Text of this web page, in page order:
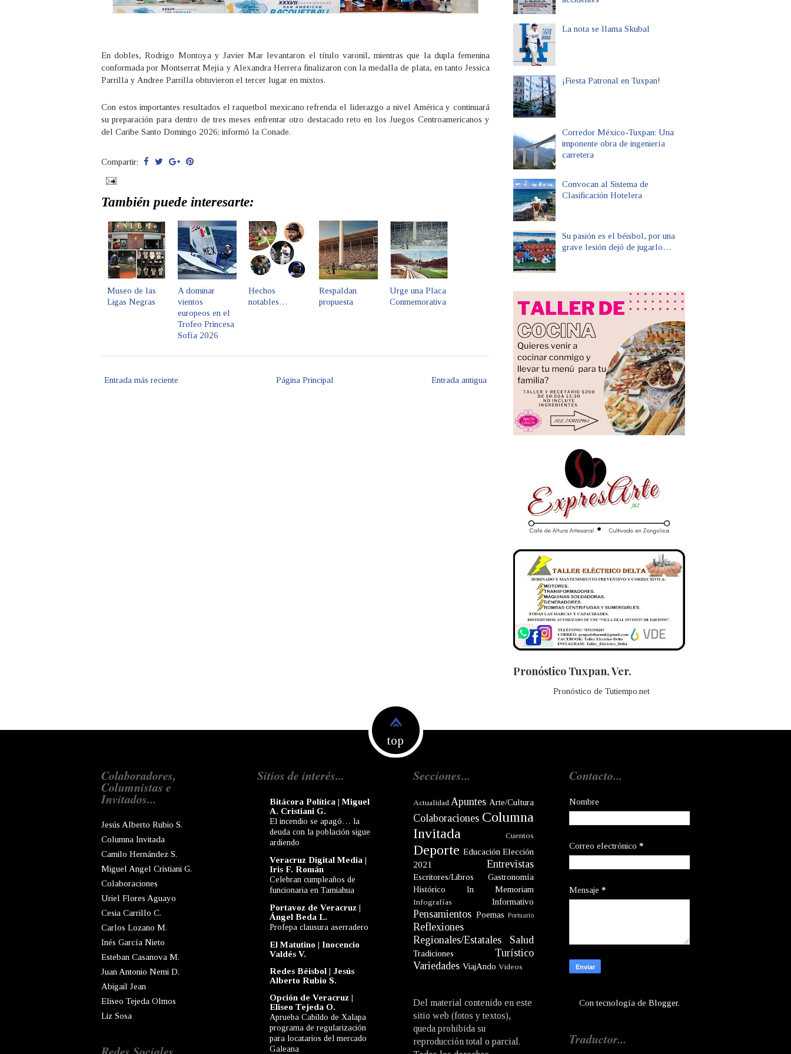
En dobles, Rodrigo Montoya y Javier Mar levantaron el título varonil, mientras que la dupla femenina
conformada por Montserrat Mejía y Alexandra Herrera finalizaron con la medalla de plata, en tanto Jessica
Parrilla y Andree Parrilla obtuvieron el tercer lugar en mixtos.
Con estos importantes resultados el raquetbol mexicano refrenda el liderazgo a nivel América y continuará
su preparación para dentro de tres meses enfrentar otro destacado reto en los Juegos Centroamericanos y
del Caribe Santo Domingo 2026; informó la Conade.
Compartir:
También puede interesarte:
Museo de las
Ligas Negras
A dominar
vientos
europeos en el
Trofeo Princesa
Sofía 2026
Hechos
notables…
Respaldan
propuesta
Urge una Placa
Conmemorativa
Entrada más reciente Entrada antigua
Página Principal
La nota se llama Skubal
¡Fiesta Patronal en Tuxpan!
Corredor México-Tuxpan: Una
imponente obra de ingeniería
carretera
Convocan al Sistema de
Clasificación Hotelera
Su pasión es el béisbol, por una
grave lesión dejó de jugarlo…
Pronóstico Tuxpan, Ver.
Pronóstico de Tutiempo.net
top
Colaboradores,
Columnistas e
Invitados...
Jesús Alberto Rubio S.
Columna Invitada
Camilo Hernández S.
Miguel Angel Cristiani G.
Colaboraciones
Uriel Flores Aguayo
Cesia Carrillo C.
Carlos Lozano M.
Inés García Nieto
Esteban Casanova M.
Juan Antonio Nemi D.
Abigail Jean
Eliseo Tejeda Olmos
Liz Sosa
Sitios de interés...
Bitácora Política | Miguel
A. Cristiani G.
El incendio se apagó… la
deuda con la población sigue
ardiendo
Veracruz Digital Media |
Iris F. Román
Celebran cumpleaños de
funcionaria en Tamiahua
Portavoz de Veracruz |
Ángel Beda L.
Profepa clausura aserradero
El Matutino | Inocencio
Valdés V.
Redes Béisbol | Jesús
Alberto Rubio S.
Opción de Veracruz |
Eliseo Tejeda O.
Aprueba Cabildo de Xalapa
programa de regularización
para locatarios del mercado
Galeana
Secciones...
Actualidad Apuntes Arte/Cultura
Colaboraciones Columna
Invitada
Cuentos
Deporte Educación Elección
2021
Entrevistas
Escritores/Libros
Gastronomía
Histórico
In Memoriam
Infografías Informativo
Pensamientos Poemas Portuario
Reflexiones
Regionales/Estatales
Salud
Tradiciones
Turístico
Variedades ViajAndo Videos
Del material contenido en este
sitio web (fotos y textos),
queda prohibida su
reproducción total o parcial.
Contacto...
Nombre
Correo electrónico *
Mensaje *
Con tecnología de Blogger.
Traductor...